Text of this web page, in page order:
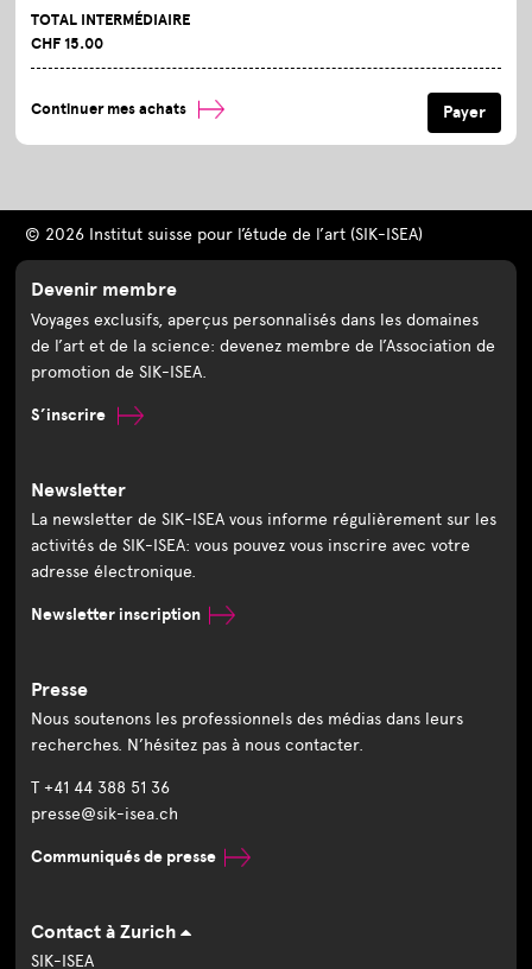
TOTAL INTERMÉDIAIRE
CHF 15.00
Continuer mes achats
© 2026 Institut suisse pour l’étude de l’art (SIK-ISEA)
Devenir membre
Voyages exclusifs, aperçus personnalisés dans les domaines
de l’art et de la science: devenez membre de l’Association de
promotion de SIK-ISEA.
S’inscrire
Newsletter
La newsletter de SIK-ISEA vous informe régulièrement sur les
activités de SIK-ISEA: vous pouvez vous inscrire avec votre
adresse électronique.
Newsletter inscription
Presse
Nous soutenons les professionnels des médias dans leurs
recherches. N’hésitez pas à nous contacter.
T +41 44 388 51 36
presse@sik-isea.ch
Communiqués de presse
Contact à Zurich
SIK-ISEA